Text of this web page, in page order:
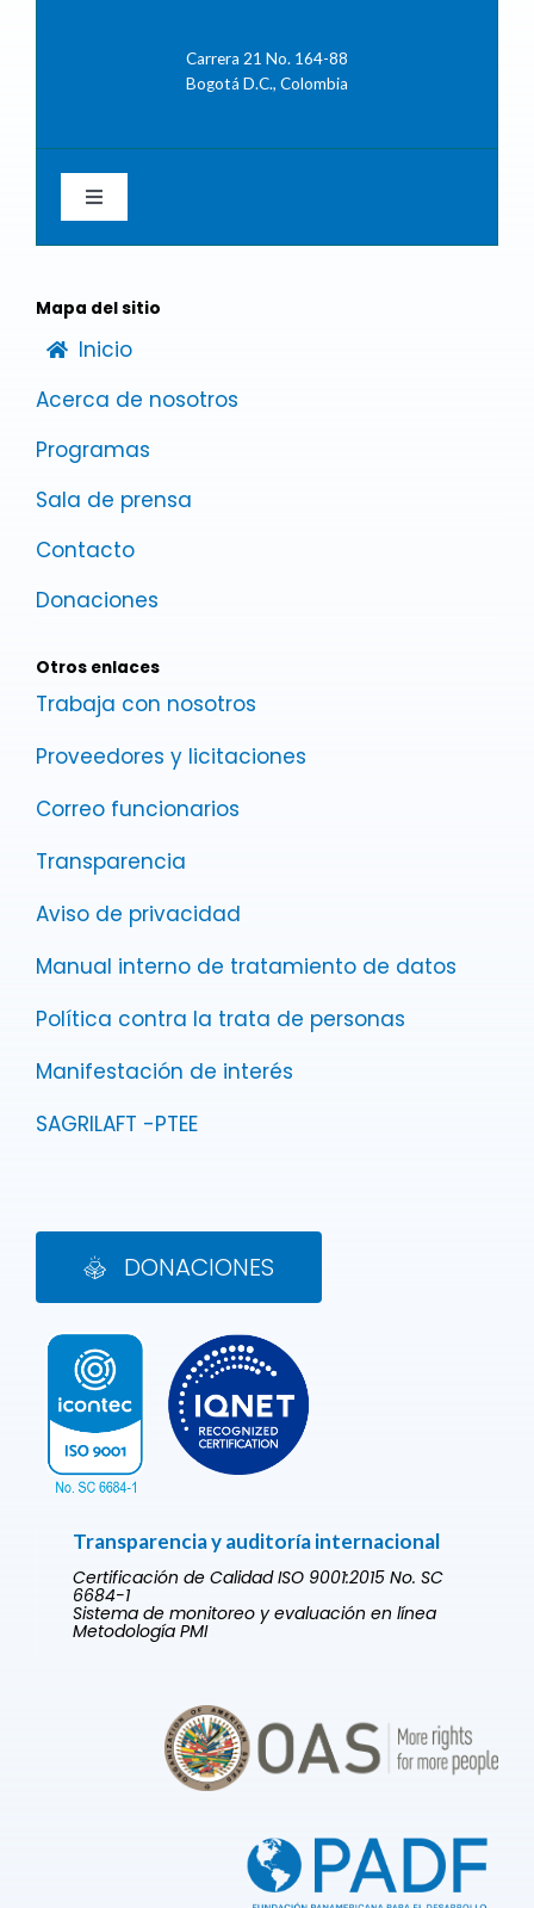
Carrera 21 No. 164-88
Bogotá D.C., Colombia
Toggle
Navigation
Instagram
Youtube
Mapa del sitio
Inicio
Acerca de nosotros
Programas
Sala de prensa
Contacto
Donaciones
Otros enlaces
Trabaja con nosotros
Proveedores y licitaciones
Correo funcionarios
Transparencia
Aviso de privacidad
Manual interno de tratamiento de datos
Política contra la trata de personas
Manifestación de interés
SAGRILAFT -PTEE
DONACIONES
Transparencia y auditoría internacional
Certificación de Calidad ISO 9001:2015 No. SC
6684-1
Sistema de monitoreo y evaluación en línea
Metodología PMI